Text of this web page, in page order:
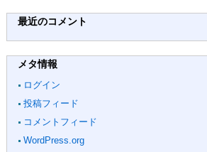
最近のコメント
メタ情報
ログイン
投稿フィード
コメントフィード
WordPress.org